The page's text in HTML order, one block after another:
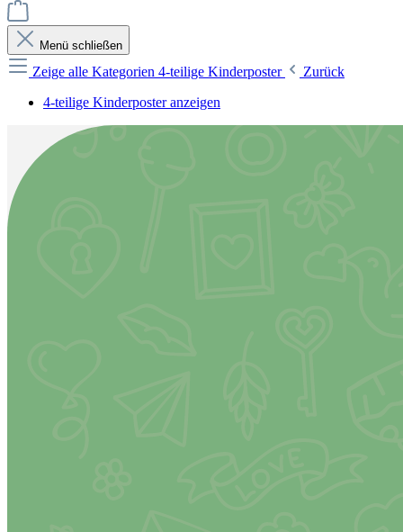
Menü schließen
Zeige alle Kategorien 4-teilige Kinderposter
Zurück
4-teilige Kinderposter anzeigen